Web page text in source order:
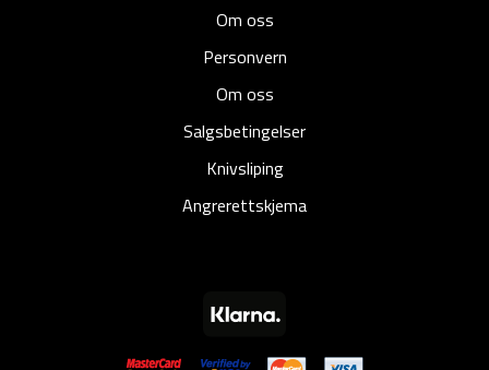
Om oss
Personvern
Om oss
Salgsbetingelser
Knivsliping
Angrerettskjema